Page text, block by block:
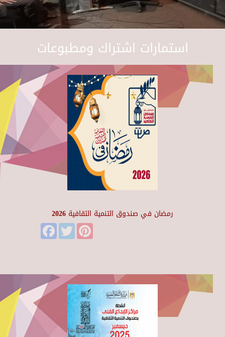
استمارات اشتراك ومطبوعات
رمضان في صندوق التنمية الثقافية 2026
FacebookTwitter